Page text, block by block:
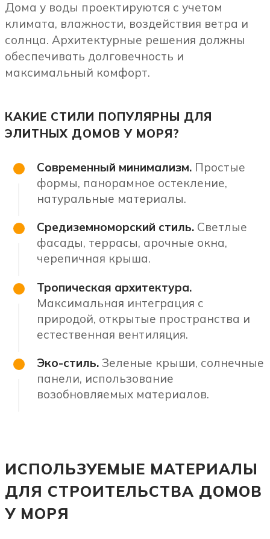
Дома у воды проектируются с учетом
климата, влажности, воздействия ветра и
солнца. Архитектурные решения должны
обеспечивать долговечность и
максимальный комфорт.
КАКИЕ СТИЛИ ПОПУЛЯРНЫ ДЛЯ
ЭЛИТНЫХ ДОМОВ У МОРЯ?
Современный минимализм.Простые
формы, панорамное остекление,
натуральные материалы.
Средиземноморский стиль.Светлые
фасады, террасы, арочные окна,
черепичная крыша.
Тропическая архитектура.
Максимальная интеграция с
природой, открытые пространства и
естественная вентиляция.
Эко-стиль.Зеленые крыши, солнечные
панели, использование
возобновляемых материалов.
ИСПОЛЬЗУЕМЫЕ МАТЕРИАЛЫ
ДЛЯ СТРОИТЕЛЬСТВА ДОМОВ
У МОРЯ